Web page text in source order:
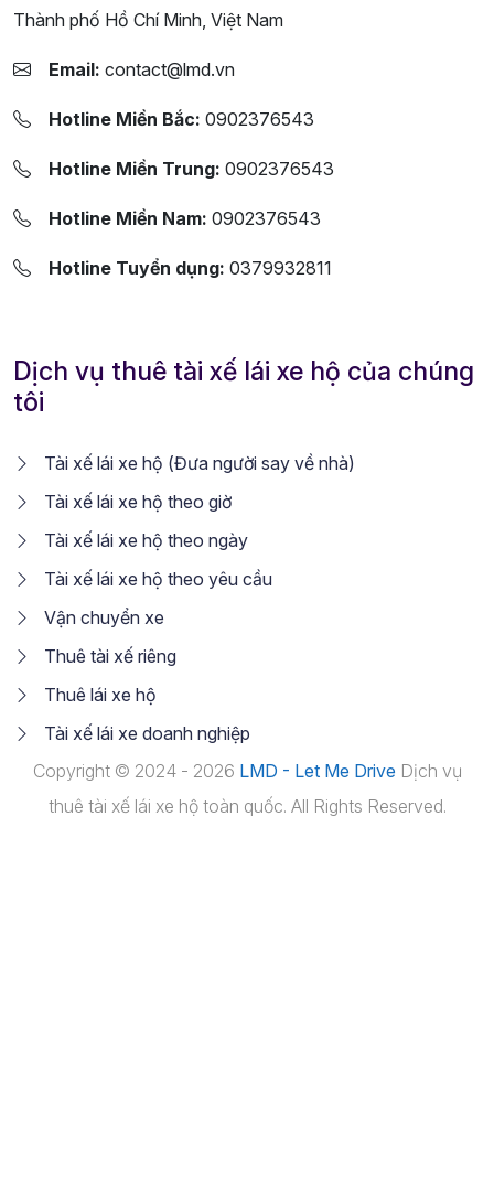
Thành phố Hồ Chí Minh, Việt Nam
Email: contact@lmd.vn
Hotline Miền Bắc: 0902376543
Hotline Miền Trung: 0902376543
Hotline Miền Nam: 0902376543
Hotline Tuyển dụng: 0379932811
Dịch vụ thuê tài xế lái xe hộ của chúng
tôi
Tài xế lái xe hộ (Đưa người say về nhà)
Tài xế lái xe hộ theo giờ
Tài xế lái xe hộ theo ngày
Tài xế lái xe hộ theo yêu cầu
Vận chuyển xe
Thuê tài xế riêng
Thuê lái xe hộ
Tài xế lái xe doanh nghiệp
Copyright © 2024 - 2026 LMD - Let Me Drive Dịch vụ
thuê tài xế lái xe hộ toàn quốc. All Rights Reserved.